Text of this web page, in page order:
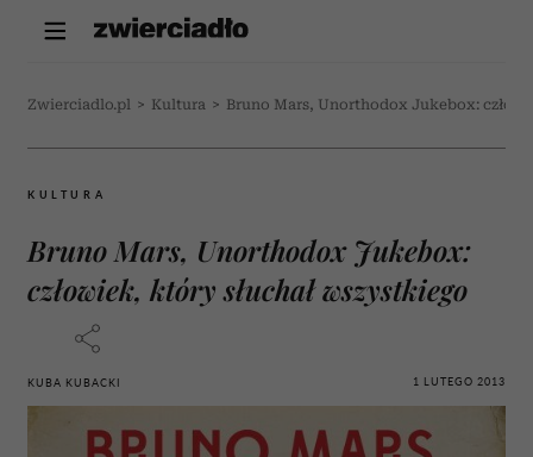
Zwierciadlo.pl > Kultura > Bruno Mars, Unorthodox Jukebox:
KULTURA
Bruno Mars, Unorthodox Jukebox:
człowiek, który słuchał wszystkiego
KUBA KUBACKI 1 LUTEGO 2013